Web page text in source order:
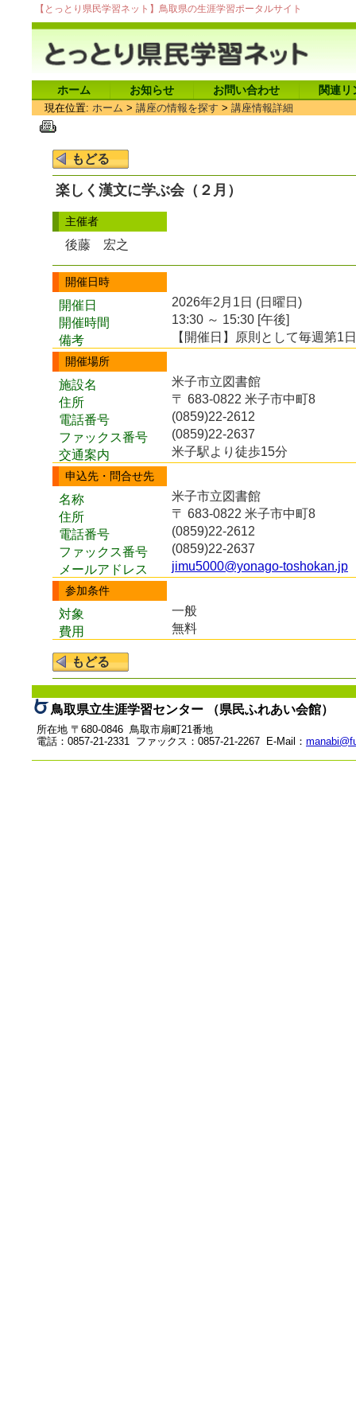
【とっとり県民学習ネット】鳥取県の生涯学習ポータルサイト
ホーム お知らせ お問い合わせ 関連リ
現在位置: ホーム > 講座の情報を探す > 講座情報詳細
楽しく漢文に学ぶ会（２月）
主催者
後藤 宏之
開催日時
開催日
2026年2月1日 (日曜日)
開催時間
13:30 ～ 15:30 [午後]
備考
【開催日】原則として毎週第1
開催場所
施設名
米子市立図書館
住所
〒 683-0822 米子市中町8
電話番号
(0859)22-2612
ファックス番号
(0859)22-2637
交通案内
米子駅より徒歩15分
申込先・問合せ先
名称
米子市立図書館
住所
〒 683-0822 米子市中町8
電話番号
(0859)22-2612
ファックス番号
(0859)22-2637
メールアドレス
jimu5000@yonago-toshokan.jp
参加条件
対象
一般
費用
無料
鳥取県立生涯学習センター （県民ふれあい会館）
所在地 〒680-0846 鳥取市扇町21番地
電話：0857-21-2331 ファックス：0857-21-2267 E-Mail：